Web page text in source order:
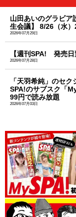
山田あいのグラビア
生会議】 8/26（水
2026年07月29日
【週刊SPA! 発売日
2026年07月28日
「天羽希純」のセ
SPA!のサブスク「
99円で読み放題
2026年07月03日